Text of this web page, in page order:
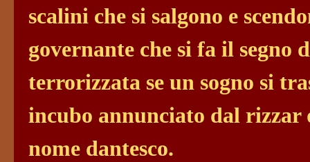
scalini che si salgono e
governante che si fa il
terrorizzata se un sogno si
incubo annunciato dal rizzar
nome dantesco.